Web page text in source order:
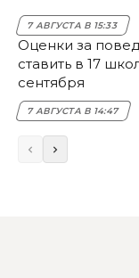
7 АВГУСТА В 15:33
Оценки за
ставить в 17
сентября
7 АВГУСТА В 14:47